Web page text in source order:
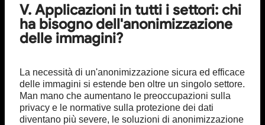
V. Applicazioni in tutti i settori: chi
ha bisogno dell'anonimizzazione
delle immagini?
La necessità di un'anonimizzazione sicura ed efficace
delle immagini si estende ben oltre un singolo settore.
Man mano che aumentano le preoccupazioni sulla
privacy e le normative sulla protezione dei dati
diventano più severe, le soluzioni di anonimizzazione